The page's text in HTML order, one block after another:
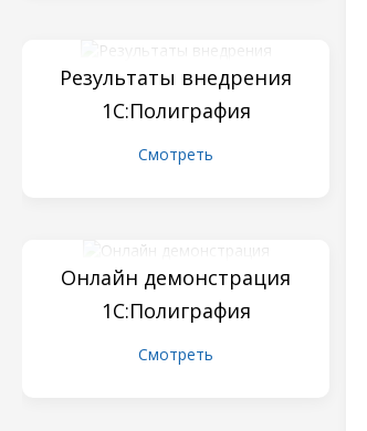
Результаты внедрения
1С:Полиграфия
Смотреть
Онлайн демонстрация
1С:Полиграфия
Смотреть